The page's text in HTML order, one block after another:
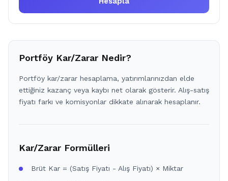
Portföy Kar/Zarar Nedir?
Portföy kar/zarar hesaplama, yatırımlarınızdan elde
ettiğiniz kazanç veya kaybı net olarak gösterir. Alış-satış
fiyatı farkı ve komisyonlar dikkate alınarak hesaplanır.
Kar/Zarar Formülleri
Brüt Kar = (Satış Fiyatı - Alış Fiyatı) × Miktar